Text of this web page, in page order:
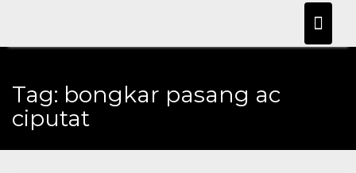
content
Tag: bongkar pasang ac
ciputat